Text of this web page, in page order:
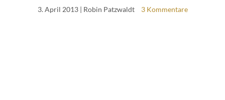
3. April 2013| Robin Patzwaldt 3 Kommentare